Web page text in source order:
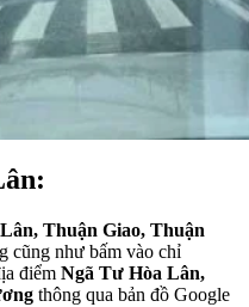
Thuận Giao, Thuận
cũng như bấm vào chỉ
điểm Ngã Tư Hòa Lân,
thông qua bản đồ Google